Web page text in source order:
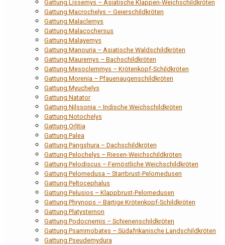
Gattung Lissemys – Asiatische Klappen-Weichschildkröten
Gattung Macrochelys – Geierschildkröten
Gattung Malaclemys
Gattung Malacochersus
Gattung Malayemys
Gattung Manouria – Asiatische Waldschildkröten
Gattung Mauremys – Bachschildkröten
Gattung Mesoclemmys – Krötenkopf-Schildkröten
Gattung Morenia – Pfauenaugenschildkröten
Gattung Myuchelys
Gattung Natator
Gattung Nilssonia – Indische Weichschildkröten
Gattung Notochelys
Gattung Orlitia
Gattung Palea
Gattung Pangshura – Dachschildkröten
Gattung Pelochelys – Riesen-Weichschildkröten
Gattung Pelodiscus – Fernöstliche Weichschildkröten
Gattung Pelomedusa – Starrbrust-Pelomedusen
Gattung Peltocephalus
Gattung Pelusios – Klappbrust-Pelomedusen
Gattung Phrynops – Bärtige Krötenkopf-Schildkröten
Gattung Platysternon
Gattung Podocnemis – Schienenschildkröten
Gattung Psammobates – Südafrikanische Landschildkröten
Gattung Pseudemydura